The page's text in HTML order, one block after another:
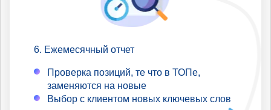
Ежемесячный отчет
Проверка позиций, те что в ТОПе,
заменяются на новые
Выбор с клиентом новых ключевых слов